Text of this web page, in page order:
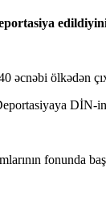
ölkədən
DİN-
fonunda